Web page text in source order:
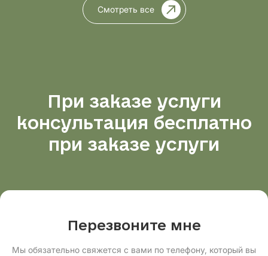
Смотреть все
При заказе услуги
консультация бесплатно
при заказе услуги
Перезвоните мне
Мы обязательно свяжется с вами по телефону, который вы